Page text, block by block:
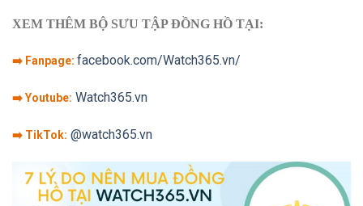
XEM THÊM BỘ SƯU TẬP ĐỒNG HỒ TẠI:
➡️ Fanpage: facebook.com/Watch365.vn/
➡️ Youtube: Watch365.vn
➡️ TikTok: @watch365.vn